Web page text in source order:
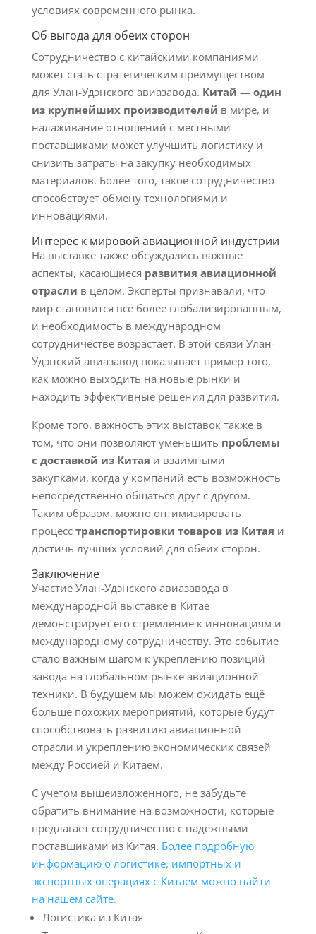
условиях современного рынка.
Об выгода для обеих сторон
Сотрудничество с китайскими компаниями
может стать стратегическим преимуществом
для Улан-Удэнского авиазавода. Китай — один
из крупнейших производителей в мире, и
налаживание отношений с местными
поставщиками может улучшить логистику и
снизить затраты на закупку необходимых
материалов. Более того, такое сотрудничество
способствует обмену технологиями и
инновациями.
Интерес к мировой авиационной индустрии
На выставке также обсуждались важные
аспекты, касающиеся развития авиационной
отрасли в целом. Эксперты признавали, что
мир становится всё более глобализированным,
и необходимость в международном
сотрудничестве возрастает. В этой связи Улан-
Удэнский авиазавод показывает пример того,
как можно выходить на новые рынки и
находить эффективные решения для развития.
Кроме того, важность этих выставок также в
том, что они позволяют уменьшить проблемы
с доставкой из Китая и взаимными
закупками, когда у компаний есть возможность
непосредственно общаться друг с другом.
Таким образом, можно оптимизировать
процесс транспортировки товаров из Китая и
достичь лучших условий для обеих сторон.
Заключение
Участие Улан-Удэнского авиазавода в
международной выставке в Китае
демонстрирует его стремление к инновациям и
международному сотрудничеству. Это событие
стало важным шагом к укреплению позиций
завода на глобальном рынке авиационной
техники. В будущем мы можем ожидать ещё
больше похожих мероприятий, которые будут
способствовать развитию авиационной
отрасли и укреплению экономических связей
между Россией и Китаем.
С учетом вышеизложенного, не забудьте
обратить внимание на возможности, которые
предлагает сотрудничество с надежными
поставщиками из Китая. Более подробную
информацию о логистике, импортных и
экспортных операциях с Китаем можно найти
на нашем сайте.
Логистика из Китая